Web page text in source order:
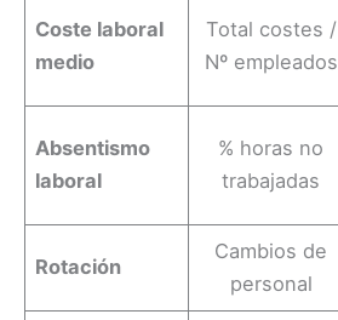
Coste laboral
medio
Total costes /
Nº empleados
Absentismo
laboral
% horas no
trabajadas
Rotación
Cambios de
personal